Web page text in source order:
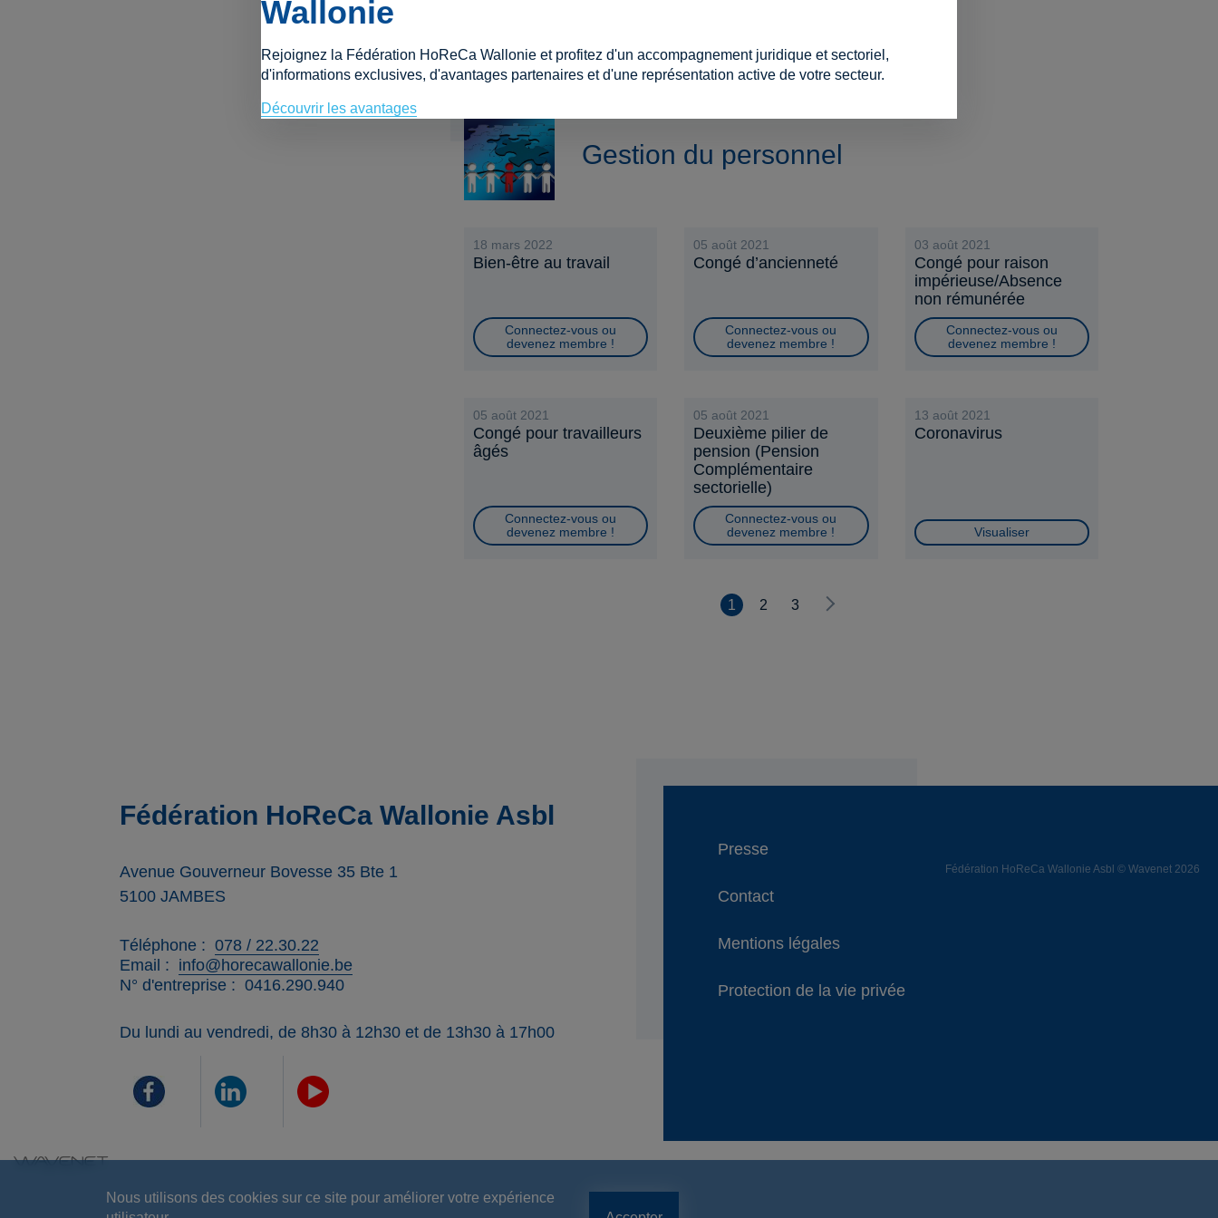
Nous utilisons des cookies sur ce site pour améliorer votre expérience
Gestion du personnel
18 mars 2022
Bien-être au travail
Connectez-vous ou
devenez membre !
05 août 2021
Congé d’ancienneté
Connectez-vous ou
devenez membre !
03 août 2021
Congé pour raison
impérieuse/Absence
non rémunérée
Connectez-vous ou
devenez membre !
05 août 2021
Congé pour travailleurs
âgés
Connectez-vous ou
devenez membre !
05 août 2021
Deuxième pilier de
pension (Pension
Complémentaire
sectorielle)
Connectez-vous ou
devenez membre !
13 août 2021
Coronavirus
Visualiser
1 2 3
Fédération HoReCa Wallonie Asbl
Avenue Gouverneur Bovesse 35 Bte 1
5100 JAMBES
Téléphone
078 / 22.30.22
Email
info@horecawallonie.be
N° d'entreprise
0416.290.940
Du lundi au vendredi, de 8h30 à 12h30 et de 13h30 à 17h00
Presse
Contact
Mentions légales
Protection de la vie privée
Fédération HoReCa Wallonie Asbl © Wavenet 2026
Wallonie
Rejoignez la Fédération HoReCa Wallonie et profitez d'un accompagnement juridique et sectoriel,
d'informations exclusives, d'avantages partenaires et d'une représentation active de votre secteur.
Découvrir les avantages